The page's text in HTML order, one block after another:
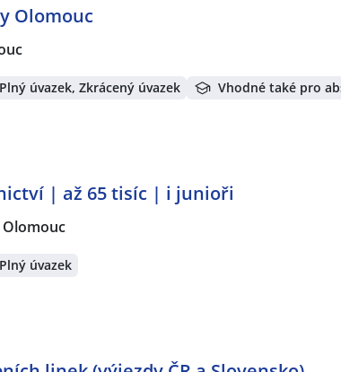
Olomouc
Plný úvazek, Zkrácený úvazek Vhodné také pro
| až 65 tisíc | i junioři
Olomouc
Plný úvazek